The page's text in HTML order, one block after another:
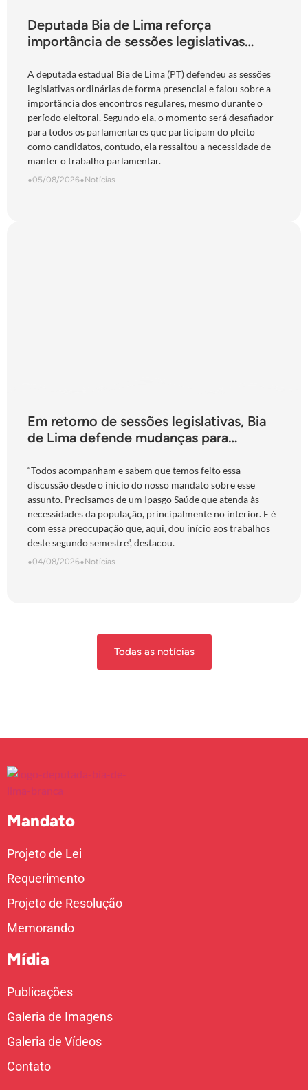
Deputada Bia de Lima reforça
importância de sessões legislativas
“obrigação com o povo de Goiás”
A deputada estadual Bia de Lima (PT) defendeu as sessões
legislativas ordinárias de forma presencial e falou sobre a
importância dos encontros regulares, mesmo durante o
período eleitoral. Segundo ela, o momento será desafiador
para todos os parlamentares que participam do pleito
como candidatos, contudo, ela ressaltou a necessidade de
manter o trabalho parlamentar.
•05/08/2026•Notícias
Em retorno de sessões legislativas, Bia
de Lima defende mudanças para
“Todos acompanham e sabem que temos feito essa
discussão desde o início do nosso mandato sobre esse
assunto. Precisamos de um Ipasgo Saúde que atenda às
necessidades da população, principalmente no interior. E é
com essa preocupação que, aqui, dou início aos trabalhos
deste segundo semestre”, destacou.
•04/08/2026•Notícias
Todas as notícias
Mandato
Projeto de Lei
Requerimento
Projeto de Resolução
Memorando
Mídia
Publicações
Galeria de Imagens
Galeria de Vídeos
Contato